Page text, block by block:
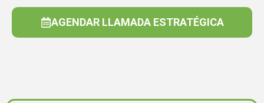
AGENDAR LLAMADA ESTRATÉGICA